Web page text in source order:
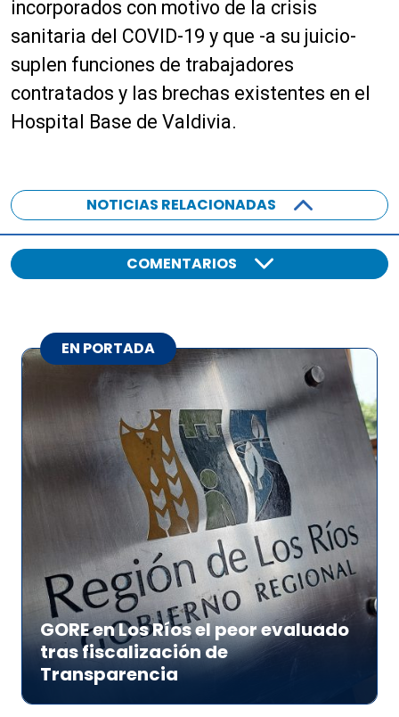
d
u
c
o
r
a
u
d
i
o
incorporados con motivo de la crisis
sanitaria del COVID-19 y que -a su juicio-
suplen funciones de trabajadores
contratados y las brechas existentes en el
Hospital Base de Valdivia.
NOTICIAS RELACIONADAS
COMENTARIOS
EN PORTADA
GORE en Los Ríos el peor evaluado
tras fiscalización de
Transparencia